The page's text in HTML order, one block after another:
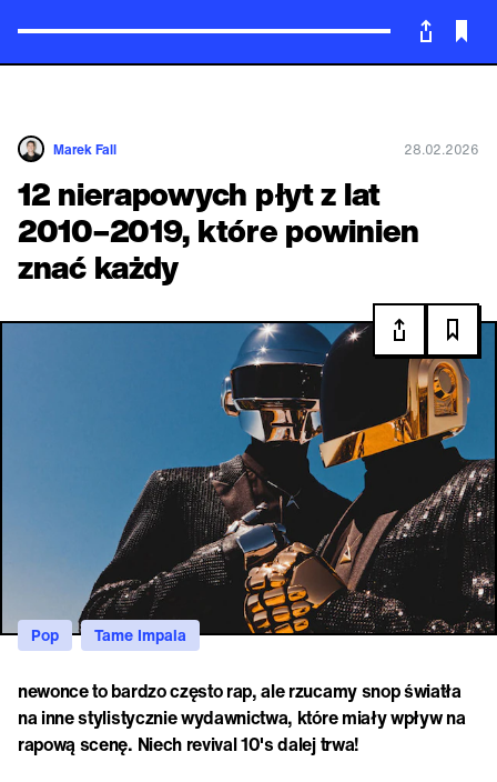
Powrót
Marek Fall 28.02.2026
12 nierapowych płyt z lat
2010–2019, które powinien
znać każdy
Pop Tame Impala
newonce to bardzo często rap, ale rzucamy snop światła
na inne stylistycznie wydawnictwa, które miały wpływ na
rapową scenę. Niech revival 10's dalej trwa!